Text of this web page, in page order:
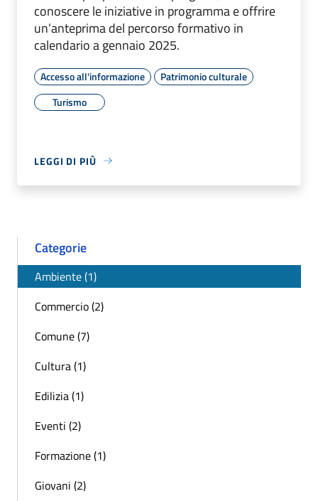
conoscere le iniziative in programma e offrire
un’anteprima del percorso formativo in
calendario a gennaio 2025.
Accesso all'informazione
Patrimonio culturale
Turismo
LEGGI DI PIÙ
Categorie
Ambiente (1)
Commercio (2)
Comune (7)
Cultura (1)
Edilizia (1)
Eventi (2)
Formazione (1)
Giovani (2)